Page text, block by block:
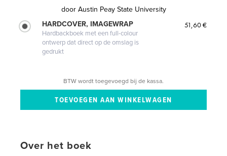
door Austin Peay State University
HARDCOVER, IMAGEWRAP
Hardbackboek met een full-colour
ontwerp dat direct op de omslag is
gedrukt
51,60 €
BTW wordt toegevoegd bij de kassa.
Over het boek